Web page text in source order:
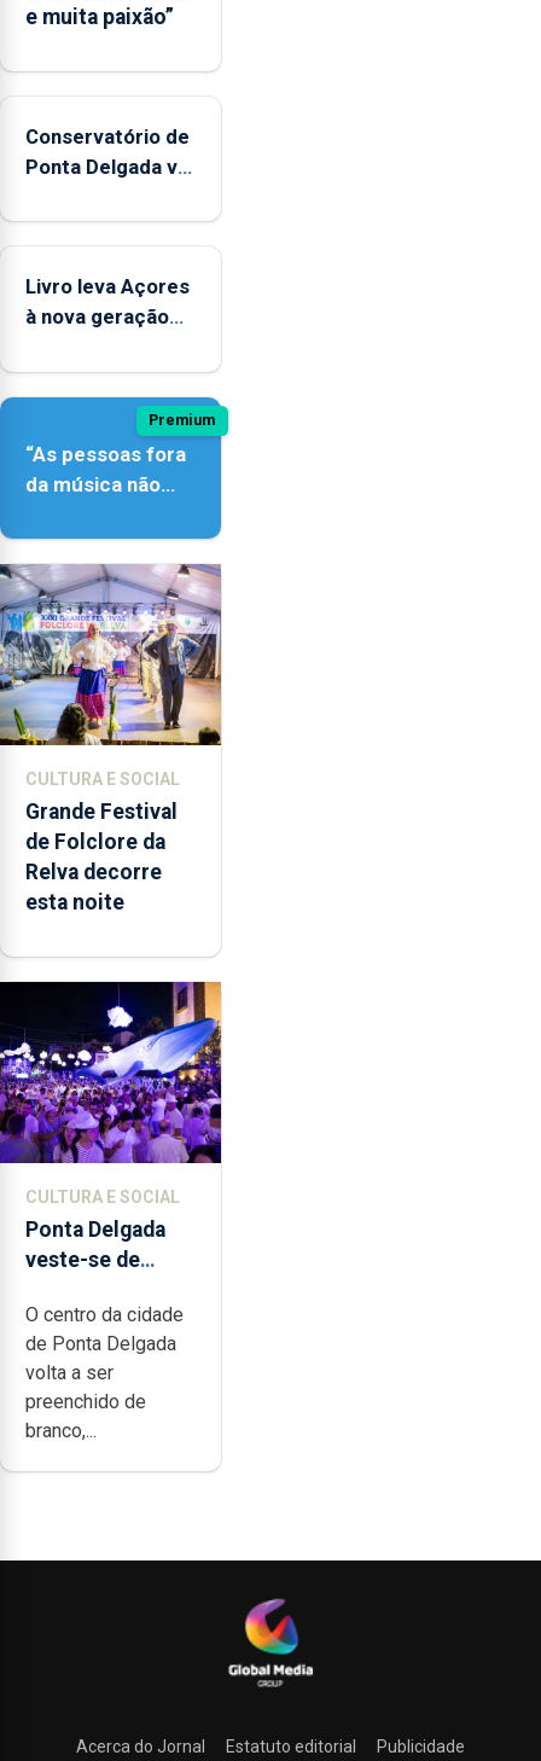
e muita paixão”
Conservatório de
Ponta Delgada vai
novos
Livro leva Açores
à nova geração
Premium
“As pessoas fora
da música não
quão difícil é
produzir uma
música”
CULTURA E SOCIAL
Grande Festival
de Folclore da
Relva decorre
esta noite
CULTURA E SOCIAL
Ponta Delgada
veste-se de
O centro da cidade
de Ponta Delgada
volta a ser
preenchido de
branco,...
Acerca do Jornal Estatuto editorial Publicidade